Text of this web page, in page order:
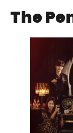
The